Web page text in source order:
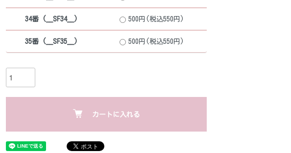
34番 (__SF34__) 500円(税込550円)
35番 (__SF35__) 500円(税込550円)
カートに入れる